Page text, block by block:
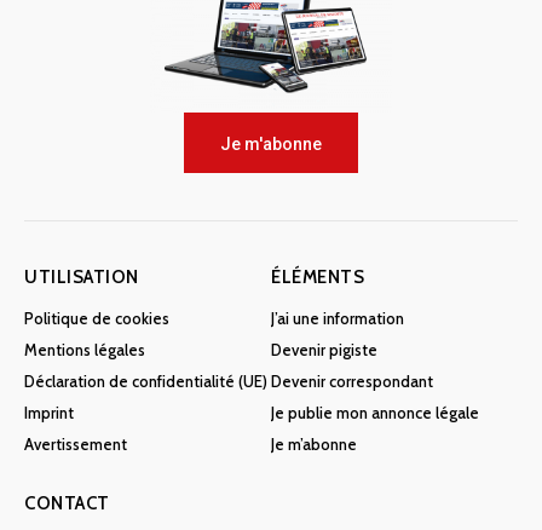
Je m'abonne
UTILISATION
Politique de cookies
Mentions légales
Déclaration de confidentialité (UE)
Imprint
Avertissement
ÉLÉMENTS
J’ai une information
Devenir pigiste
Devenir correspondant
Je publie mon annonce légale
Je m’abonne
CONTACT